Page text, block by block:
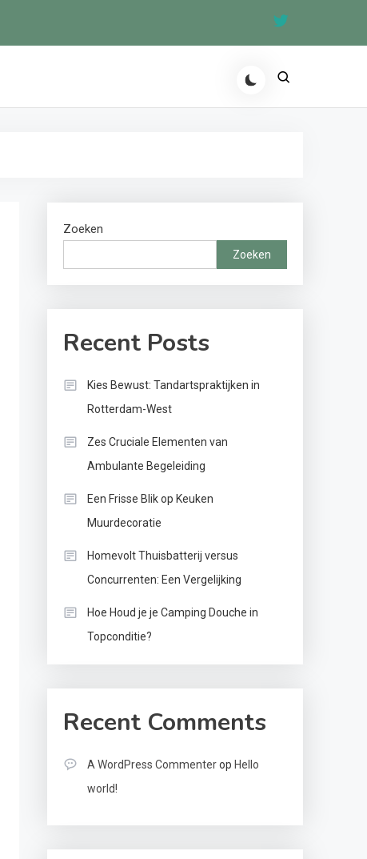
Zoeken
Zoeken
Recent Posts
Kies Bewust: Tandartspraktijken in
Rotterdam-West
Zes Cruciale Elementen van
Ambulante Begeleiding
Een Frisse Blik op Keuken
Muurdecoratie
Homevolt Thuisbatterij versus
Concurrenten: Een Vergelijking
Hoe Houd je je Camping Douche in
Topconditie?
Recent Comments
A WordPress Commenterop Hello
world!